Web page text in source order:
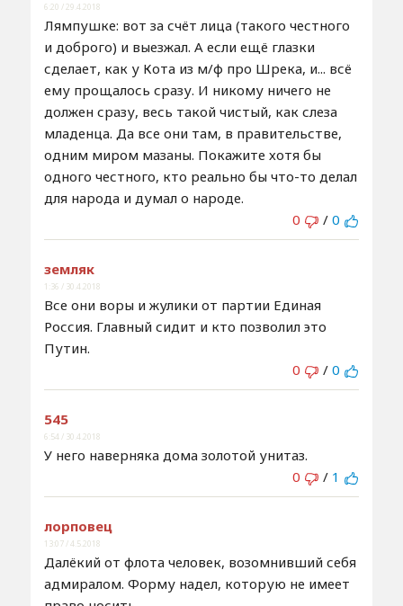
6:20 / 29.4.2018
Лямпушке: вот за счёт лица (такого честного
и доброго) и выезжал. А если ещё глазки
сделает, как у Кота из м/ф про Шрека, и... всё
ему прощалось сразу. И никому ничего не
должен сразу, весь такой чистый, как слеза
младенца. Да все они там, в правительстве,
одним миром мазаны. Покажите хотя бы
одного честного, кто реально бы что-то делал
для народа и думал о народе.
0
/ 0
земляк
1:36 / 30.4.2018
Все они воры и жулики от партии Единая
Россия. Главный сидит и кто позволил это
Путин.
0
/ 0
545
6:54 / 30.4.2018
У него наверняка дома золотой унитаз.
0
/ 1
лорповец
13:07 / 4.5.2018
Далёкий от флота человек, возомнивший себя
адмиралом. Форму надел, которую не имеет